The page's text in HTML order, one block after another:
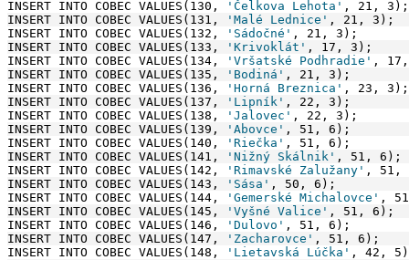
INSERT INTO COBEC VALUES(130,
'Čelkova Lehota' , 21, 3);
INSERT INTO COBEC VALUES(131,
'Malé Lednice' , 21, 3);
INSERT INTO COBEC VALUES(132,
'Sádočné' , 21, 3);
INSERT INTO COBEC VALUES(133,
'Krivoklát' , 17, 3);
INSERT INTO COBEC VALUES(134,
'Vršatské Podhradie' ,
INSERT INTO COBEC VALUES(135,
'Bodiná' , 21, 3);
INSERT INTO COBEC VALUES(136,
'Horná Breznica' , 23, 3);
INSERT INTO COBEC VALUES(137,
'Lipník' , 22, 3);
INSERT INTO COBEC VALUES(138,
'Jalovec' , 22, 3);
INSERT INTO COBEC VALUES(139,
'Abovce' , 51, 6);
INSERT INTO COBEC VALUES(140,
'Riečka' , 51, 6);
INSERT INTO COBEC VALUES(141,
'Nižný Skálnik' , 51, 6);
INSERT INTO COBEC VALUES(142,
'Rimavské Zalužany' , 51,
INSERT INTO COBEC VALUES(143,
'Sása' , 50, 6);
INSERT INTO COBEC VALUES(144,
'Gemerské Michalovce' ,
INSERT INTO COBEC VALUES(145,
'Vyšné Valice' , 51, 6);
INSERT INTO COBEC VALUES(146,
'Dulovo' , 51, 6);
INSERT INTO COBEC VALUES(147,
'Zacharovce' , 51, 6);
INSERT INTO COBEC VALUES(148,
'Lietavská Lúčka' , 42,